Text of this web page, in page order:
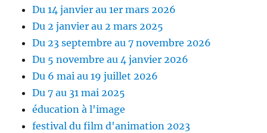
Du 14 janvier au 1er mars 2026
Du 2 janvier au 2 mars 2025
Du 23 septembre au 7 novembre 2026
Du 5 novembre au 4 janvier 2026
Du 6 mai au 19 juillet 2026
Du 7 au 31 mai 2025
éducation à l'image
festival du film d'animation 2023